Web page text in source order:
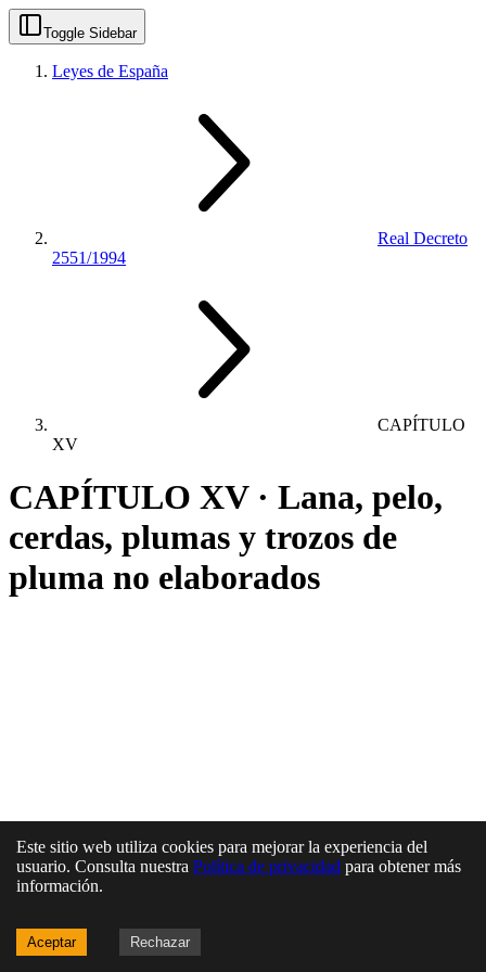
Toggle Sidebar
Leyes de España
Real Decreto
2551/1994
CAPÍTULO
XV
CAPÍTULO XV · Lana, pelo,
cerdas, plumas y trozos de
pluma no elaborados
Este sitio web utiliza cookies para mejorar la experiencia del
usuario. Consulta nuestra Política de privacidad para obtener más
información.
Aceptar Rechazar